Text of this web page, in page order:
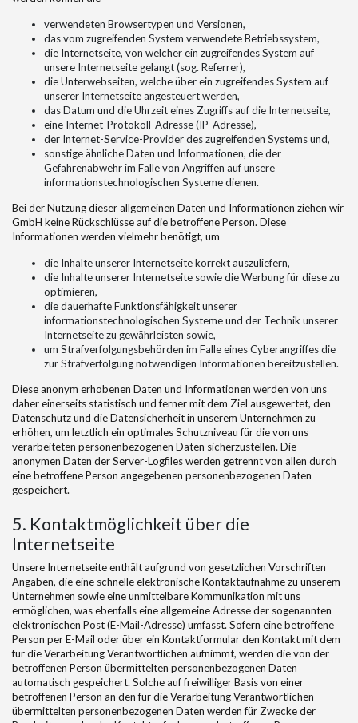
verwendeten Browsertypen und Versionen,
das vom zugreifenden System verwendete Betriebssystem,
die Internetseite, von welcher ein zugreifendes System auf
unsere Internetseite gelangt (sog. Referrer),
die Unterwebseiten, welche über ein zugreifendes System auf
unserer Internetseite angesteuert werden,
das Datum und die Uhrzeit eines Zugriffs auf die Internetseite,
eine Internet-Protokoll-Adresse (IP-Adresse),
der Internet-Service-Provider des zugreifenden Systems und,
sonstige ähnliche Daten und Informationen, die der
Gefahrenabwehr im Falle von Angriffen auf unsere
informationstechnologischen Systeme dienen.
Bei der Nutzung dieser allgemeinen Daten und Informationen ziehen wir
GmbH keine Rückschlüsse auf die betroffene Person. Diese
Informationen werden vielmehr benötigt, um
die Inhalte unserer Internetseite korrekt auszuliefern,
die Inhalte unserer Internetseite sowie die Werbung für diese zu
optimieren,
die dauerhafte Funktionsfähigkeit unserer
informationstechnologischen Systeme und der Technik unserer
Internetseite zu gewährleisten sowie,
um Strafverfolgungsbehörden im Falle eines Cyberangriffes die
zur Strafverfolgung notwendigen Informationen bereitzustellen.
Diese anonym erhobenen Daten und Informationen werden von uns
daher einerseits statistisch und ferner mit dem Ziel ausgewertet, den
Datenschutz und die Datensicherheit in unserem Unternehmen zu
erhöhen, um letztlich ein optimales Schutzniveau für die von uns
verarbeiteten personenbezogenen Daten sicherzustellen. Die
anonymen Daten der Server-Logfiles werden getrennt von allen durch
eine betroffene Person angegebenen personenbezogenen Daten
gespeichert.
5. Kontaktmöglichkeit über die
Internetseite
Unsere Internetseite enthält aufgrund von gesetzlichen Vorschriften
Angaben, die eine schnelle elektronische Kontaktaufnahme zu unserem
Unternehmen sowie eine unmittelbare Kommunikation mit uns
ermöglichen, was ebenfalls eine allgemeine Adresse der sogenannten
elektronischen Post (E-Mail-Adresse) umfasst. Sofern eine betroffene
Person per E-Mail oder über ein Kontaktformular den Kontakt mit dem
für die Verarbeitung Verantwortlichen aufnimmt, werden die von der
betroffenen Person übermittelten personenbezogenen Daten
automatisch gespeichert. Solche auf freiwilliger Basis von einer
betroffenen Person an den für die Verarbeitung Verantwortlichen
übermittelten personenbezogenen Daten werden für Zwecke der